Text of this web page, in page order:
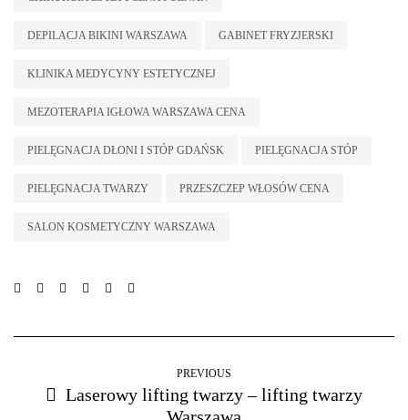
DEPILACJA BIKINI WARSZAWA GABINET FRYZJERSKI
KLINIKA MEDYCYNY ESTETYCZNEJ
MEZOTERAPIA IGŁOWA WARSZAWA CENA
PIELĘGNACJA DŁONI I STÓP GDAŃSK PIELĘGNACJA STÓP
PIELĘGNACJA TWARZY PRZESZCZEP WŁOSÓW CENA
SALON KOSMETYCZNY WARSZAWA
PREVIOUS
Laserowy lifting twarzy – lifting twarzy
Warszawa